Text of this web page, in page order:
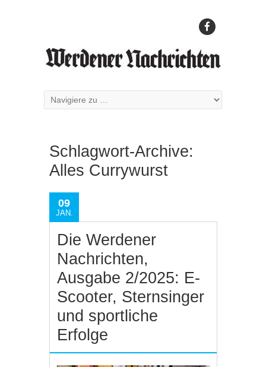
Schlagwort-Archive:
Alles Currywurst
09
JAN.
Die Werdener
Nachrichten,
Ausgabe 2/2025: E-
Scooter, Sternsinger
und sportliche
Erfolge